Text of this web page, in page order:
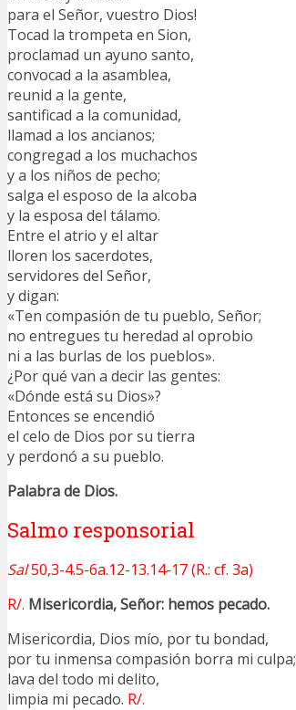
para el Señor, vuestro Dios!
Tocad la trompeta en Sion,
proclamad un ayuno santo,
convocad a la asamblea,
reunid a la gente,
santificad a la comunidad,
llamad a los ancianos;
congregad a los muchachos
y a los niños de pecho;
salga el esposo de la alcoba
y la esposa del tálamo.
Entre el atrio y el altar
lloren los sacerdotes,
servidores del Señor,
y digan:
«Ten compasión de tu pueblo, Señor;
no entregues tu heredad al oprobio
ni a las burlas de los pueblos».
¿Por qué van a decir las gentes:
«Dónde está su Dios»?
Entonces se encendió
el celo de Dios por su tierra
y perdonó a su pueblo.
Palabra de Dios.
Salmo responsorial
Sal50,3-4.5-6a.12-13.14-17 (R.: cf. 3a)
R/. Misericordia, Señor: hemos pecado.
Misericordia, Dios mío, por tu bondad,
por tu inmensa compasión borra mi culpa;
lava del todo mi delito,
limpia mi pecado. R/.